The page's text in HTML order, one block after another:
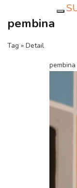
pembina
Tag » Detail
pembina